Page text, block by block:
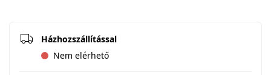
Házhozszállítással
Nem elérhető